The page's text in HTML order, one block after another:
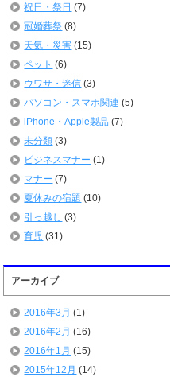
祝日・祭日 (7)
冠婚葬祭 (8)
天気・災害 (15)
ペット (6)
ウワサ・迷信 (3)
パソコン・スマホ関連 (5)
iPhone・Apple製品 (7)
未分類 (3)
ビジネスマナー (1)
マナー (7)
夏休みの宿題 (10)
引っ越し (3)
育児 (31)
アーカイブ
2016年3月 (1)
2016年2月 (16)
2016年1月 (15)
2015年12月 (14)